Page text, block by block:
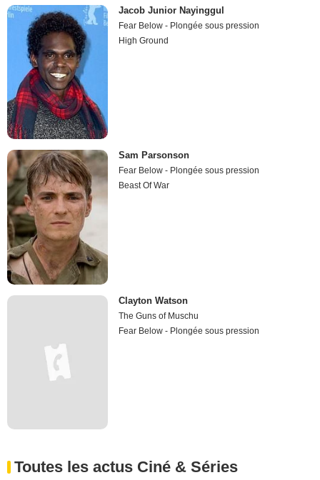
Jacob Junior Nayinggul
Fear Below - Plongée sous pression
High Ground
Sam Parsonson
Fear Below - Plongée sous pression
Beast Of War
Clayton Watson
The Guns of Muschu
Fear Below - Plongée sous pression
Toutes les actus Ciné & Séries